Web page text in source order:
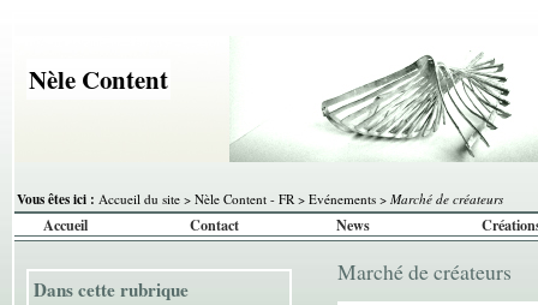
Nèle Content
Vous êtes ici : Accueil du site > Nèle Content - FR > Evénements > Marché de créateurs
Accueil Contact News
Dans cette rubrique
Marché de créateurs